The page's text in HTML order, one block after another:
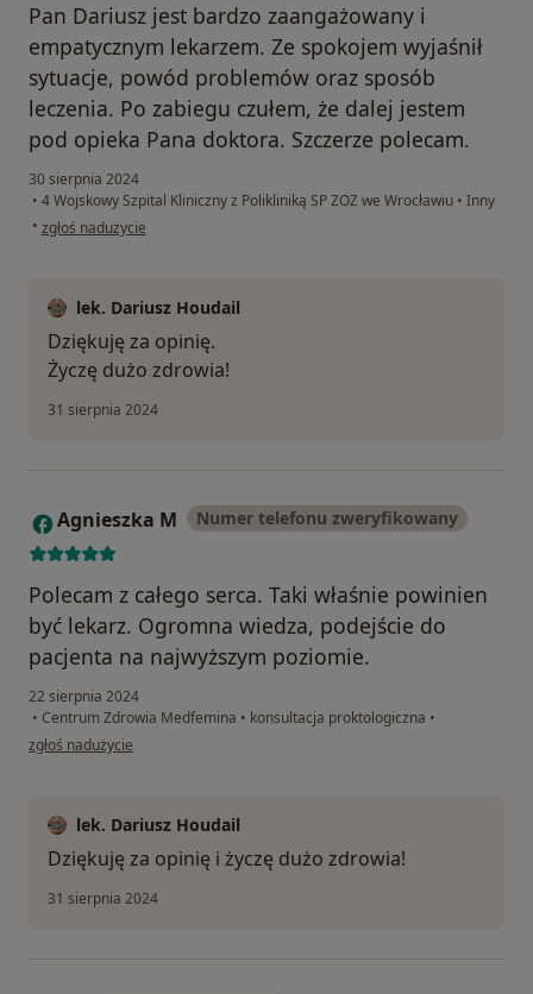
Pan Dariusz jest bardzo zaangażowany i
empatycznym lekarzem. Ze spokojem wyjaśnił
sytuacje, powód problemów oraz sposób
leczenia. Po zabiegu czułem, że dalej jestem
pod opieka Pana doktora. Szczerze polecam.
30 sierpnia 2024
• 4 Wojskowy Szpital Kliniczny z Polikliniką SP ZOZ we Wrocławiu • Inny
• w opinii użytkownika Piotr Medyński
zgłoś nadużycie
lek. Dariusz Houdail
Dziękuję za opinię.
Życzę dużo zdrowia!
31 sierpnia 2024
A Agnieszka M Numer telefonu zweryfikowany
Polecam z całego serca. Taki właśnie powinien
być lekarz. Ogromna wiedza, podejście do
pacjenta na najwyższym poziomie.
22 sierpnia 2024
• Centrum Zdrowia Medfemina • konsultacja proktologiczna •
w opinii użytkownika Agnieszka M
zgłoś nadużycie
lek. Dariusz Houdail
Dziękuję za opinię i życzę dużo zdrowia!
31 sierpnia 2024